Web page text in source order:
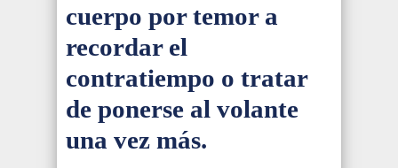
cuerpo por temor a
recordar el
contratiempo o tratar
de ponerse al volante
una vez más.